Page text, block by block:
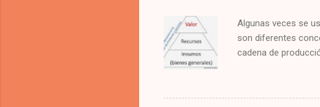
Algunas veces se
son diferentes
cadena de
pública, una ONG,
recursos para que